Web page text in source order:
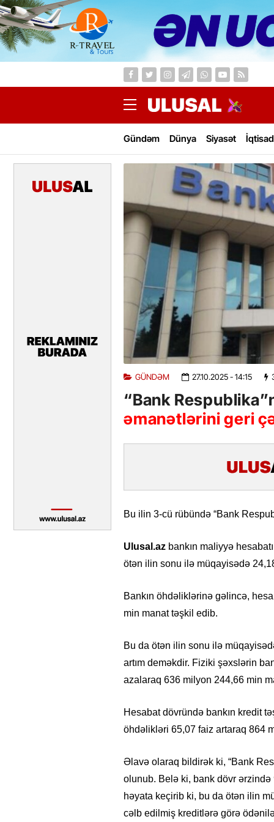
Gündəm Dünya Siyasət
GÜNDƏM 27.10.2025- 14:15
“Bank
əmanətlərini geri
Bu ilin 3-cü rübündə “Bank
Ulusal.az bankın maliyyə
ötən ilin sonu ilə müqayisədə
Bankın öhdəliklərinə gəlincə,
min manat təşkil edib.
Bu da ötən ilin sonu ilə
artım deməkdir. Fiziki şəxslərin
azalaraq 636 milyon 244,66 min
Hesabat dövründə bankın kredit
öhdəlikləri 65,07 faiz artaraq 864
Əlavə olaraq bildirək ki, “Bank
olunub. Belə ki, bank dövr
həyata keçirib ki, bu da ötən ilin
cəlb edilmiş kreditlərə görə